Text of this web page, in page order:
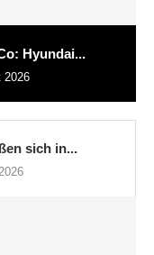
Hyundai...
2026
sich in...